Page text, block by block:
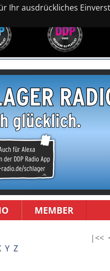
Ihr ausdrückliches
MEMBER
|<<
Y Z